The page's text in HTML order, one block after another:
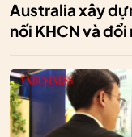
Australia xây
nối KHCN và